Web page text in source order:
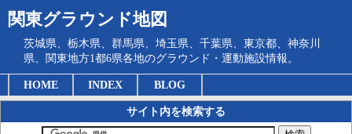
関東グラウンド地図
茨城県、栃木県、群馬県、埼玉県、千葉県、東京都、神奈川
県、関東地方1都6県各地のグラウンド・運動施設情報。
HOME INDEX BLOG
サイト内を検索する